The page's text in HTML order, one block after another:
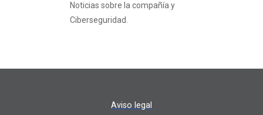
Noticias sobre la compañía y
Ciberseguridad.
Aviso legal